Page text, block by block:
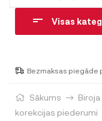
Visas
Bezmaksas piegāde
Sākums
korekcijas piederumi